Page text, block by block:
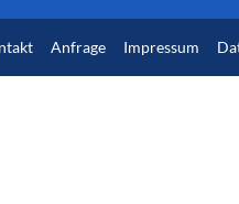
Anfrage Impressum